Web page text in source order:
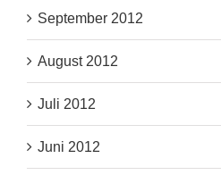
September 2012
August 2012
Juli 2012
Juni 2012